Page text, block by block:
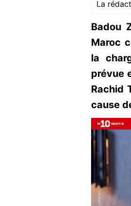
La
Badou
Maroc
la
prévue
Rachid
cause